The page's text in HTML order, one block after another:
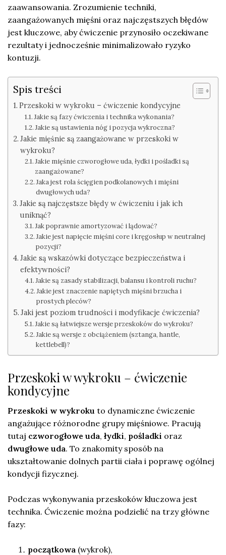
zaawansowania. Zrozumienie techniki,
zaangażowanych mięśni oraz najczęstszych błędów
jest kluczowe, aby ćwiczenie przynosiło oczekiwane
rezultaty i jednocześnie minimalizowało ryzyko
kontuzji.
Spis treści
Przeskoki w wykroku – ćwiczenie kondycyjne
Jakie są fazy ćwiczenia i technika wykonania?
Jakie są ustawienia nóg i pozycja wykroczna?
Jakie mięśnie są zaangażowane w przeskoki w
wykroku?
Jakie mięśnie czworogłowe uda, łydki i pośladki są
zaangażowane?
Jaka jest rola ścięgien podkolanowych i mięśni
dwugłowych uda?
Jakie są najczęstsze błędy w ćwiczeniu i jak ich
uniknąć?
Jak poprawnie amortyzować i lądować?
Jakie jest napięcie mięśni core i kręgosłup w neutralnej
pozycji?
Jakie są wskazówki dotyczące bezpieczeństwa i
efektywności?
Jakie są zasady stabilizacji, balansu i kontroli ruchu?
Jakie jest znaczenie napiętych mięśni brzucha i
prostych pleców?
Jaki jest poziom trudności i modyfikacje ćwiczenia?
Jakie są łatwiejsze wersje przeskoków do wykroku?
Jakie są wersje z obciążeniem (sztanga, hantle,
kettlebell)?
Przeskoki w wykroku – ćwiczenie
kondycyjne
Przeskoki w wykroku to dynamiczne ćwiczenie
angażujące różnorodne grupy mięśniowe. Pracują
tutaj czworogłowe uda, łydki, pośladki oraz
dwugłowe uda. To znakomity sposób na
ukształtowanie dolnych partii ciała i poprawę ogólnej
kondycji fizycznej.
Podczas wykonywania przeskoków kluczowa jest
technika. Ćwiczenie można podzielić na trzy główne
fazy:
początkowa (wykrok),